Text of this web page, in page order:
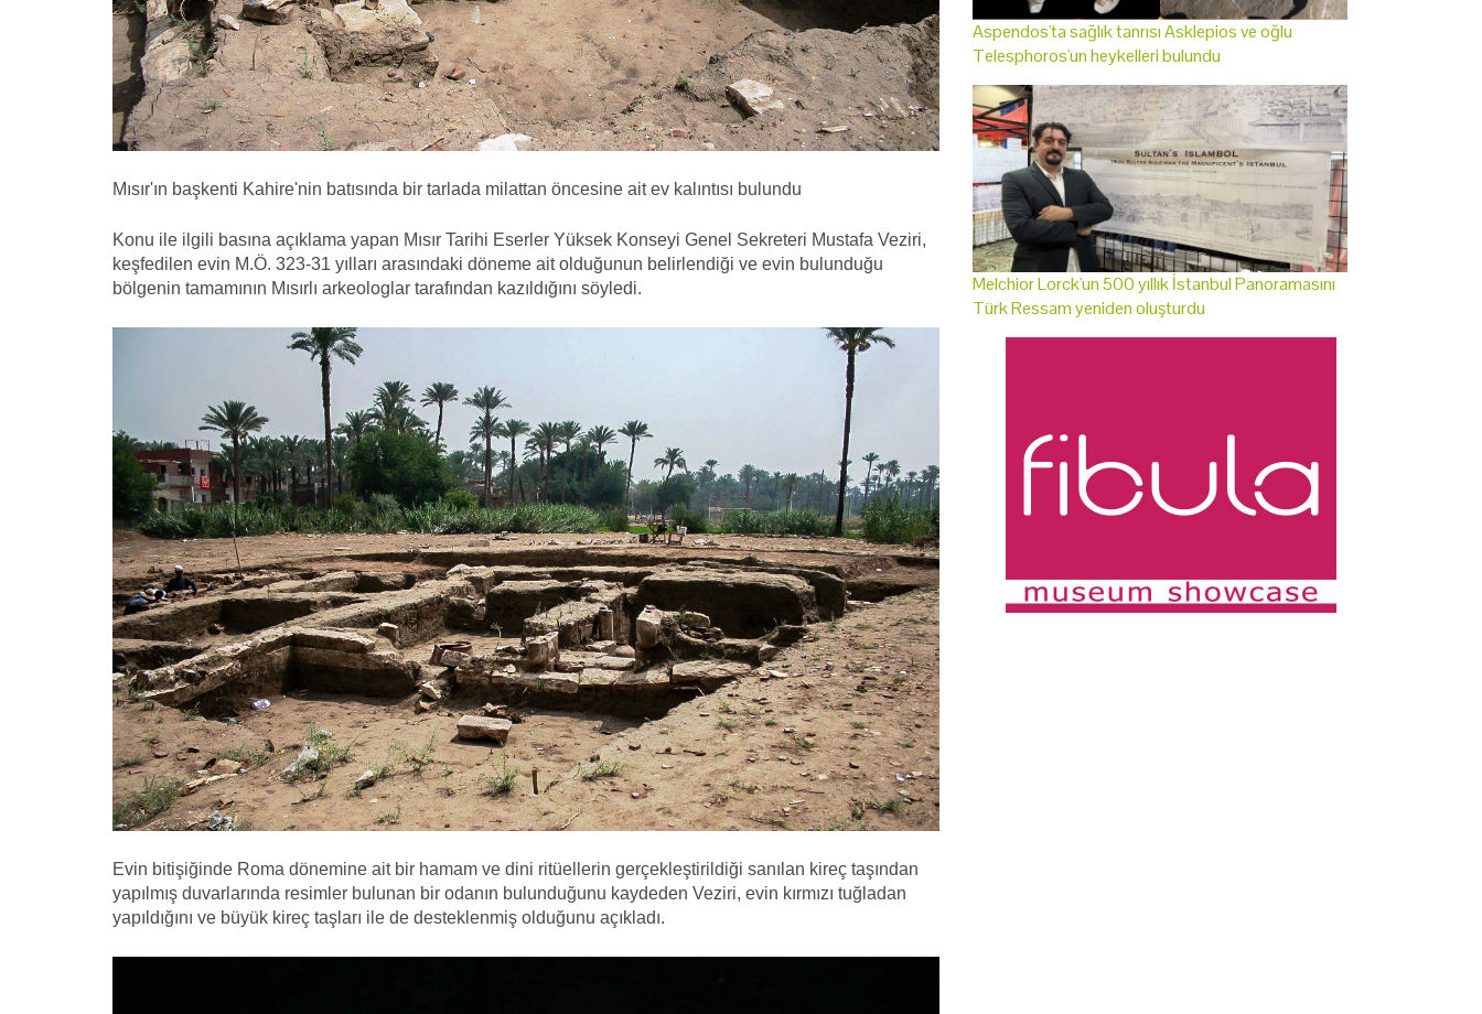
Mısır'ın başkenti Kahire'nin batısında bir tarlada milattan öncesine ait ev kalıntısı bulundu
Konu ile ilgili basına açıklama yapan Mısır Tarihi Eserler Yüksek Konseyi Genel Sekreteri Mustafa Veziri,
keşfedilen evin M.Ö. 323-31 yılları arasındaki döneme ait olduğunun belirlendiği ve evin bulunduğu
bölgenin tamamının Mısırlı arkeologlar tarafından kazıldığını söyledi.
Evin bitişiğinde Roma dönemine ait bir hamam ve dini ritüellerin gerçekleştirildiği sanılan kireç taşından
yapılmış duvarlarında resimler bulunan bir odanın bulunduğunu kaydeden Veziri, evin kırmızı tuğladan
yapıldığını ve büyük kireç taşları ile de desteklenmiş olduğunu açıkladı.
Aspendos'ta sağlık tanrısı Asklepios ve oğlu
Telesphoros'un heykelleri bulundu
Melchior Lorck'un 500 yıllık İstanbul Panoramasını
Türk Ressam yeniden oluşturdu